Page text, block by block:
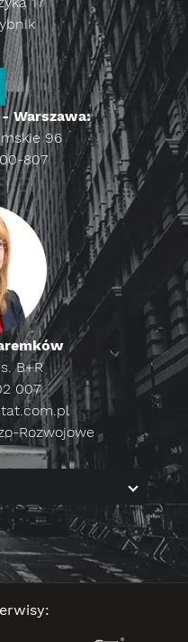
Warszawa:
96
807
B+R
007
Rozwojowe